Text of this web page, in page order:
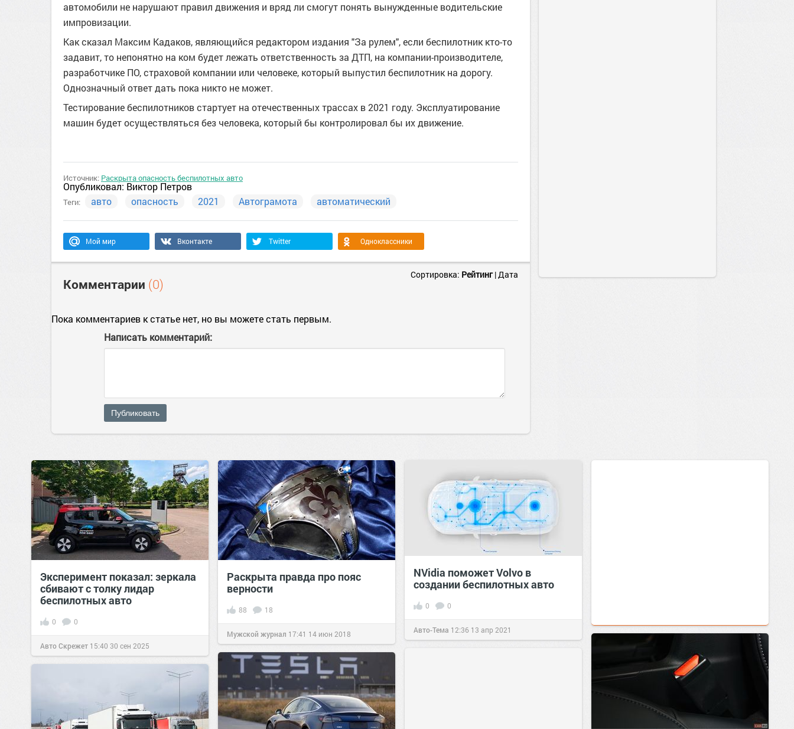
автомобили не нарушают правил движения и вряд ли смогут понять вынужденные водительские
импровизации.
Как сказал Максим Кадаков, являющийся редактором издания "За рулем", если беспилотник кто-то
задавит, то непонятно на ком будет лежать ответственность за ДТП, на компании-производителе,
разработчике ПО, страховой компании или человеке, который выпустил беспилотник на дорогу.
Однозначный ответ дать пока никто не может.
Тестирование беспилотников стартует на отечественных трассах в 2021 году. Эксплуатирование
машин будет осуществляться без человека, который бы контролировал бы их движение.
Источник: Раскрыта опасность беспилотных авто
Опубликовал: Виктор Петров
Теги: авто опасность 2021 Автограмота автоматический
Мой мир Вконтакте Twitter Одноклассники
Комментарии (0)
Сортировка: Рейтинг|Дата
Пока комментариев к статье нет, но вы можете стать первым.
Написать комментарий:
Публиковать
Эксперимент показал: зеркала
сбивают с толку лидар
беспилотных авто
0 0
Авто Скрежет 15:40 30 сен 2025
Раскрыта правда про пояс
верности
88 18
Мужской журнал 17:41 14 июн 2018
NVidia поможет Volvo в
создании беспилотных авто
0 0
Авто-Тема 12:36 13 апр 2021